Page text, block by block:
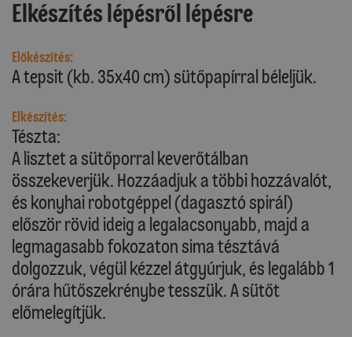
Elkészítés lépésről lépésre
Előkészítés:
A tepsit (kb. 35x40 cm) sütőpapírral béleljük.
Elkészítés:
Tészta:
A lisztet a sütőporral keverőtálban
összekeverjük. Hozzáadjuk a többi hozzávalót,
és konyhai robotgéppel (dagasztó spirál)
először rövid ideig a legalacsonyabb, majd a
legmagasabb fokozaton sima tésztává
dolgozzuk, végül kézzel átgyúrjuk, és legalább 1
órára hűtőszekrénybe tesszük. A sütőt
előmelegítjük.